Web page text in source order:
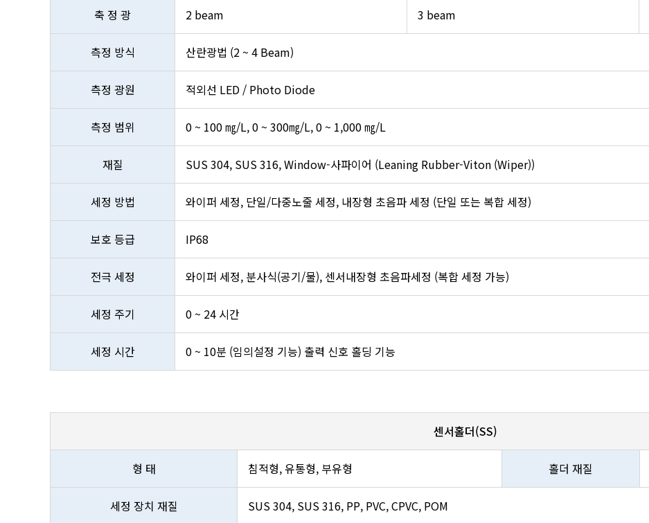
축 정 광 2 beam 3 beam
측정 방식 산란광법 (2 ~ 4 Beam)
측정 광원 적외선 LED / Photo Diode
측정 범위 0 ~ 100 ㎎/L, 0 ~ 300㎎/L, 0 ~ 1,000 ㎎/L
재질 SUS 304, SUS 316, Window-사파이어 (Leaning Rubber-Viton (Wiper))
세정 방법 와이퍼 세정, 단일/다중노줄 세정, 내장형 초음파 세정 (단일 또는 복합 세정)
보호 등급 IP68
전극 세정 와이퍼 세정, 분사식(공기/물), 센서내장형 초음파세정 (복합 세정 가능)
세정 주기 0 ~ 24 시간
세정 시간 0 ~ 10분 (임의설정 기능) 출력 신호 홀딩 기능
센서홀더(SS)
형 태 침적형, 유통형, 부유형 홀더 재질
세정 장치 재질 SUS 304, SUS 316, PP, PVC, CPVC, POM